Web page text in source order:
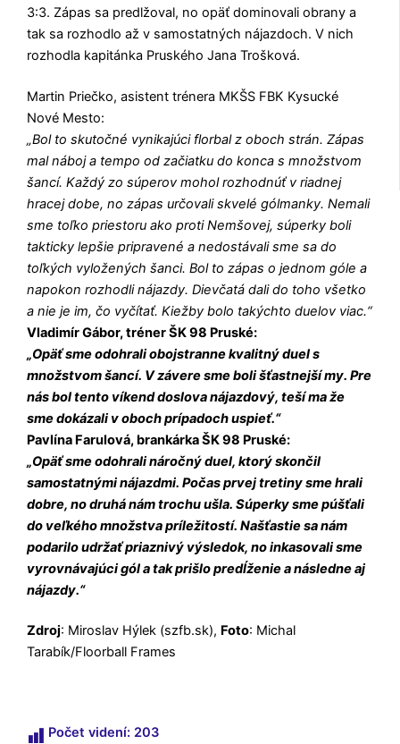
3:3. Zápas sa predlžoval, no opäť dominovali obrany a
tak sa rozhodlo až v samostatných nájazdoch. V nich
rozhodla kapitánka Pruského Jana Trošková.
Martin Priečko, asistent trénera MKŠS FBK Kysucké
Nové Mesto:
„Bol to skutočné vynikajúci florbal z oboch strán. Zápas
mal náboj a tempo od začiatku do konca s množstvom
šancí. Každý zo súperov mohol rozhodnúť v riadnej
hracej dobe, no zápas určovali skvelé gólmanky. Nemali
sme toľko priestoru ako proti Nemšovej, súperky boli
takticky lepšie pripravené a nedostávali sme sa do
toľkých vyložených šanci. Bol to zápas o jednom góle a
napokon rozhodli nájazdy. Dievčatá dali do toho všetko
a nie je im, čo vyčítať. Kiežby bolo takýchto duelov viac.“
Vladimír Gábor, tréner ŠK 98 Pruské:
„Opäť sme odohrali obojstranne kvalitný duel s
množstvom šancí. V závere sme boli šťastnejší my. Pre
nás bol tento víkend doslova nájazdový, teší ma že
sme dokázali v oboch prípadoch uspieť.“
Pavlína Farulová, brankárka ŠK 98 Pruské:
„Opäť sme odohrali náročný duel, ktorý skončil
samostatnými nájazdmi. Počas prvej tretiny sme hrali
dobre, no druhá nám trochu ušla. Súperky sme púšťali
do veľkého množstva príležitostí. Našťastie sa nám
podarilo udržať priaznivý výsledok, no inkasovali sme
vyrovnávajúci gól a tak prišlo predĺženie a následne aj
nájazdy.“
Zdroj: Miroslav Hýlek (szfb.sk), Foto: Michal
Tarabík/Floorball Frames
Počet videní: 203